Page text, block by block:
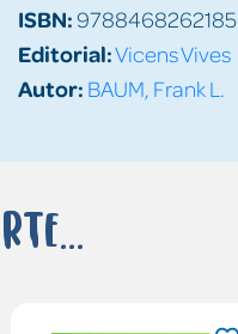
ISBN:9788468262185
Editorial:Vicens Vives
Autor: BAUM, Frank L.